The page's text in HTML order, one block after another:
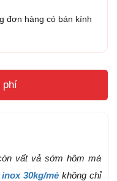
đơn hàng có bán kính
phí
vất vả sớm hôm mà
30kg/mẻkhông chỉ